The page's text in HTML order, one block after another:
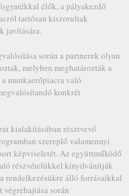
élők, a pályakezdő
tartósan kiszorultak
javítására.
során a partnerek olyan
melyben meghatározták a
munkaerőpiacra való
konkrét
kialakításában résztvevő
szereplő valamennyi
képviseletét. Az együttműködő
részvételükkel kinyilvánítják
rendelkezésükre álló forrásaikkal
során